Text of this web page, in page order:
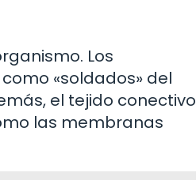
Los
«soldados» del
el tejido conectivo
las membranas